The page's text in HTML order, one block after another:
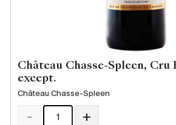
Château Chasse-Spleen, Cru
except.
Château Chasse-Spleen
- +